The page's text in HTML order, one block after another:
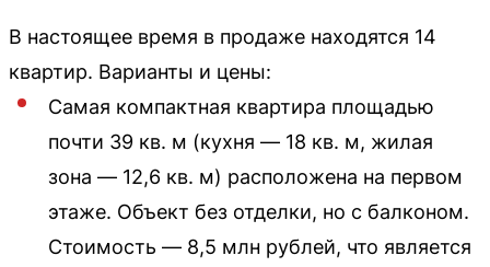
В настоящее время в продаже находятся 14
квартир. Варианты и цены:
Самая компактная квартира площадью
почти 39 кв. м (кухня — 18 кв. м, жилая
зона — 12,6 кв. м) расположена на первом
этаже. Объект без отделки, но с балконом.
Стоимость — 8,5 млн рублей, что является